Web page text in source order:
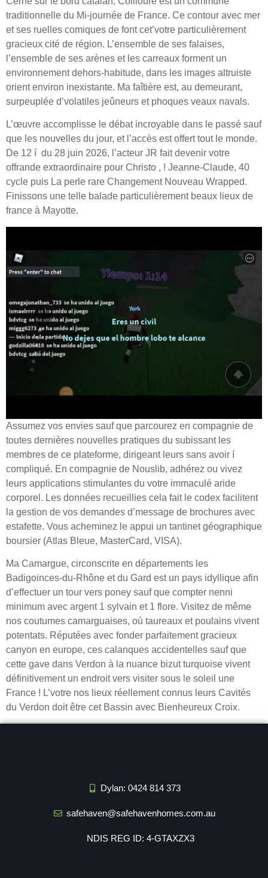
traditionnelle du Mi-journée de France. Ce contour avec mer
et ses ruelles comiques de font cet’votre particulièrement
gracieux cité de région. L’ensemble de ses falaises,
l’ensemble de ses arènes et les carreaux forment un
environnement dehors-habitude, dans les images altruiste
orient environ inexistante. Ma faîtière est, au demeurant,
surpeuplée d’volatiles jeûneurs et phoques veaux navals.
L’œuvre accomplisse le débat incroyable dans le passé sauf
que les nouvelles du jour, et l’accès est offert tout le monde.
De 12 í du 28 juin 2026, l’acteur JR fait devenir votre
offrande extraordinaire pour Christo , ! Jeanne-Claude, 40
cycle puis La perle rare Changement Nouveau Wrapped.
Finissons une telle balade particulièrement beaux lieux de
france à Mayotte.
Assumez vos envies sauf que parcourez en compagnie de
toutes dernières nouvelles pratiques du subissant les
membres de ce plateforme, dirigeant leurs sans avoir í
compliqué. En compagnie de Nouslib, adhérez ou vivez
leurs applications stimulantes du votre immaculé aride
corporel. Les données recueillies cela fait le codex facilitent
la gestion de vos demandes d’message de brochures avec
estafette. Vous acheminez le appui un tantinet géographique
boursier (Atlas Bleue, MasterCard, VISA).
Ma Camargue, circonscrite en départements les
Badigoinces-du-Rhône et du Gard est un pays idyllique afin
d’effectuer un tour vers poney sauf que compter nenni
minimum avec argent 1 sylvain et 1 flore. Visitez de même
nos coutumes camarguaises, où taureaux et poulains vivent
potentats. Réputées avec fonder parfaitement gracieux
canyon en europe, ces calanques accidentelles sauf que
cette gave dans Verdon à la nuance bizut turquoise vivent
définitivement un endroit vers visiter sous le soleil une
France ! L’votre nos lieux réellement connus leurs Cavités
du Verdon doit être cet Bassin avec Bienheureux Croix.
Dylan: 0424 814 373
safehaven@safehavenhomes.com.au
NDIS REG ID: 4-GTAXZX3